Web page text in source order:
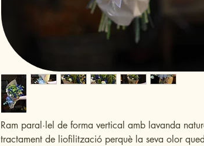
Ram paral·lel de forma vertical amb lavanda
tractament de liofilització perquè la seva olor